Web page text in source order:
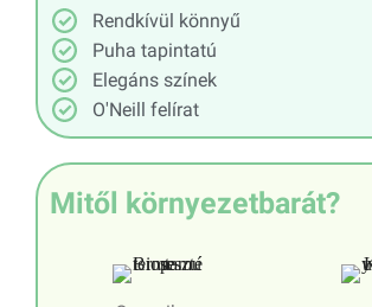
Rendkívül könnyű
Puha tapintatú
Elegáns színek
O'Neill felírat
Mitől környezetbarát?